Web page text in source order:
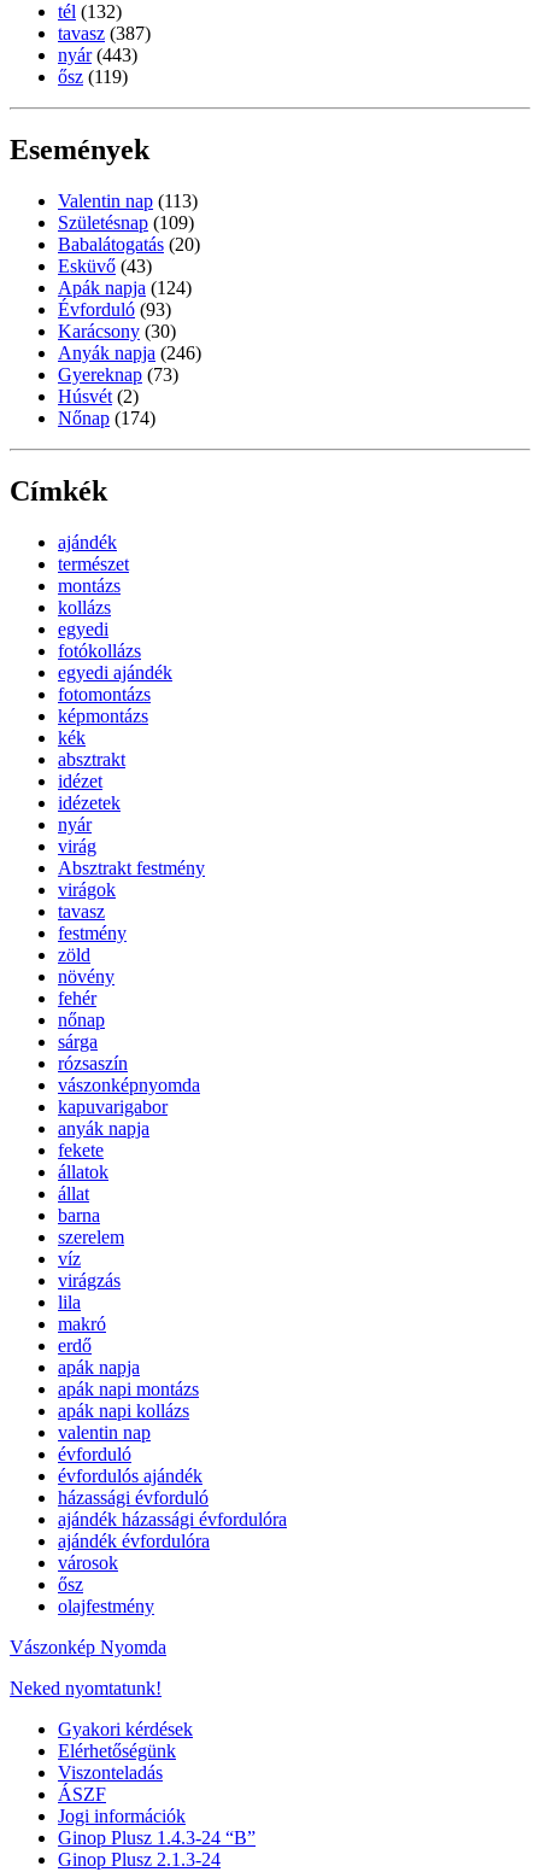
tél (132)
tavasz (387)
nyár (443)
ősz (119)
Események
Valentin nap (113)
Születésnap (109)
Babalátogatás (20)
Esküvő (43)
Apák napja (124)
Évforduló (93)
Karácsony (30)
Anyák napja (246)
Gyereknap (73)
Húsvét (2)
Nőnap (174)
Címkék
ajándék
természet
montázs
kollázs
egyedi
fotókollázs
egyedi ajándék
fotomontázs
képmontázs
kék
absztrakt
idézet
idézetek
nyár
virág
Absztrakt festmény
virágok
tavasz
festmény
zöld
növény
fehér
nőnap
sárga
rózsaszín
vászonképnyomda
kapuvarigabor
anyák napja
fekete
állatok
állat
barna
szerelem
víz
virágzás
lila
makró
erdő
apák napja
apák napi montázs
apák napi kollázs
valentin nap
évforduló
évfordulós ajándék
házassági évforduló
ajándék házassági évfordulóra
ajándék évfordulóra
városok
ősz
olajfestmény
Vászonkép Nyomda
Neked nyomtatunk!
Gyakori kérdések
Elérhetőségünk
Viszonteladás
ÁSZF
Jogi információk
Ginop Plusz 1.4.3-24 “B”
Ginop Plusz 2.1.3-24